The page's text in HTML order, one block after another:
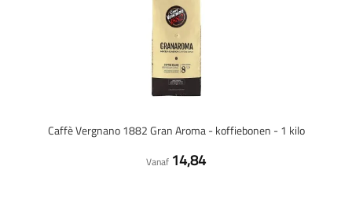
Caffè Vergnano 1882 Gran Aroma - koffiebonen - 1 kilo
Vanaf 14,84